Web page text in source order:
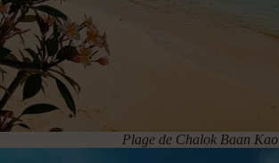
Plage de Chalok Baan Kao